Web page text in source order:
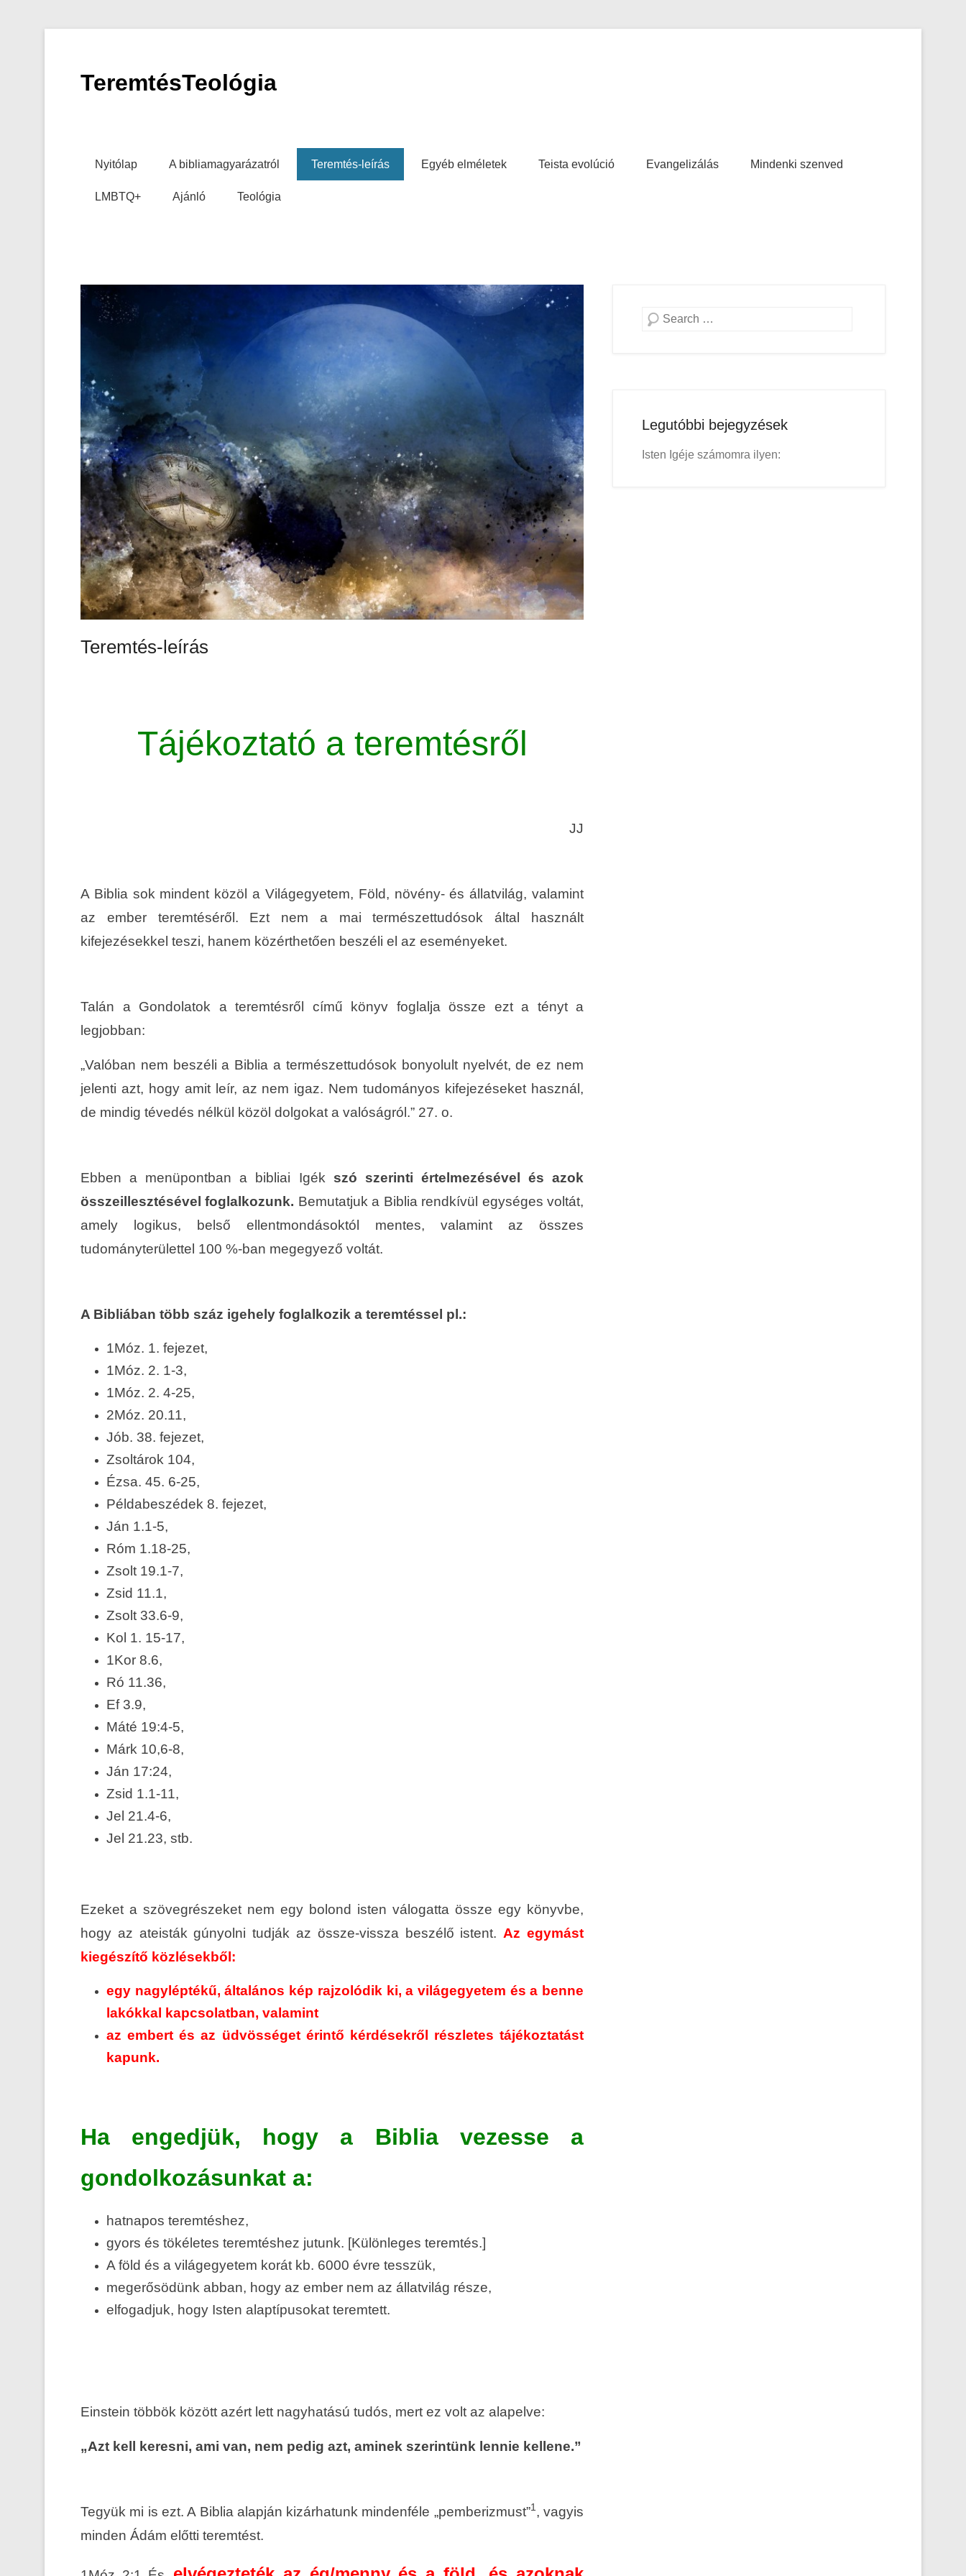
TeremtésTeológia
Primary Menu
Skip to content
Nyitólap A bibliamagyarázatról Teremtés-leírás Egyéb elméletek Teista evolúció Evangelizálás Mindenki szenved
LMBTQ+ Ajánló Teológia
Teremtés-leírás
Tájékoztató a teremtésről
JJ
A Biblia sok mindent közöl a Világegyetem, Föld, növény- és állatvilág, valamint
az ember teremtéséről. Ezt nem a mai természettudósok által használt
kifejezésekkel teszi, hanem közérthetően beszéli el az eseményeket.
Talán a Gondolatok a teremtésről című könyv foglalja össze ezt a tényt a
legjobban:
„Valóban nem beszéli a Biblia a természettudósok bonyolult nyelvét, de ez nem
jelenti azt, hogy amit leír, az nem igaz. Nem tudományos kifejezéseket használ,
de mindig tévedés nélkül közöl dolgokat a valóságról.” 27. o.
Ebben a menüpontban a bibliai Igék szó szerinti értelmezésével és azok
összeillesztésével foglalkozunk. Bemutatjuk a Biblia rendkívül egységes voltát,
amely logikus, belső ellentmondásoktól mentes, valamint az összes
tudományterülettel 100 %-ban megegyező voltát.
A Bibliában több száz igehely foglalkozik a teremtéssel pl.:
1Móz. 1. fejezet,
1Móz. 2. 1-3,
1Móz. 2. 4-25,
2Móz. 20.11,
Jób. 38. fejezet,
Zsoltárok 104,
Ézsa. 45. 6-25,
Példabeszédek 8. fejezet,
Ján 1.1-5,
Róm 1.18-25,
Zsolt 19.1-7,
Zsid 11.1,
Zsolt 33.6-9,
Kol 1. 15-17,
1Kor 8.6,
Ró 11.36,
Ef 3.9,
Máté 19:4-5,
Márk 10,6-8,
Ján 17:24,
Zsid 1.1-11,
Jel 21.4-6,
Jel 21.23, stb.
Ezeket a szövegrészeket nem egy bolond isten válogatta össze egy könyvbe,
hogy az ateisták gúnyolni tudják az össze-vissza beszélő istent. Az egymást
kiegészítő közlésekből:
egy nagyléptékű, általános kép rajzolódik ki, a világegyetem és a benne
lakókkal kapcsolatban, valamint
az embert és az üdvösséget érintő kérdésekről részletes tájékoztatást
kapunk.
Ha engedjük, hogy a Biblia vezesse a
gondolkozásunkat a:
hatnapos teremtéshez,
gyors és tökéletes teremtéshez jutunk. [Különleges teremtés.]
A föld és a világegyetem korát kb. 6000 évre tesszük,
megerősödünk abban, hogy az ember nem az állatvilág része,
elfogadjuk, hogy Isten alaptípusokat teremtett.
Einstein többök között azért lett nagyhatású tudós, mert ez volt az alapelve:
„Azt kell keresni, ami van, nem pedig azt, aminek szerintünk lennie kellene.”
Tegyük mi is ezt. A Biblia alapján kizárhatunk mindenféle „pemberizmust”1, vagyis
minden Ádám előtti teremtést.
Search
Legutóbbi bejegyzések
Isten Igéje számomra ilyen: